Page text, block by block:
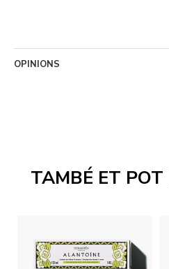
TAMBÉ ET
OPINIONS